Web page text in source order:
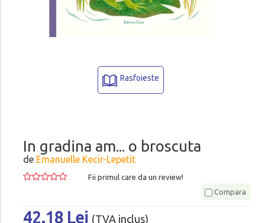
Rasfoieste
In gradina am... o broscuta
de Emanuelle Kecir-Lepetit
Fii primul care da un review!
Compara
42.18 Lei (TVA inclus)